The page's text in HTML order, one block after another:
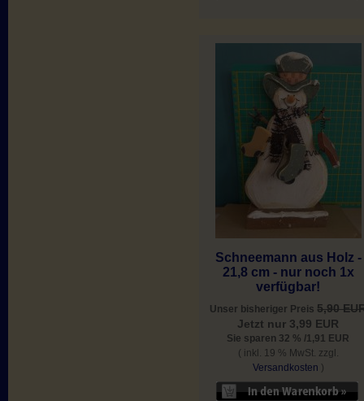
Schneemann aus Holz -
21,8 cm - nur noch 1x
verfügbar!
Unser bisheriger Preis 5,90
Jetzt nur 3,99 EUR
Sie sparen 32 % /1,91 EUR
( inkl. 19 % MwSt. zzgl.
Versandkosten )